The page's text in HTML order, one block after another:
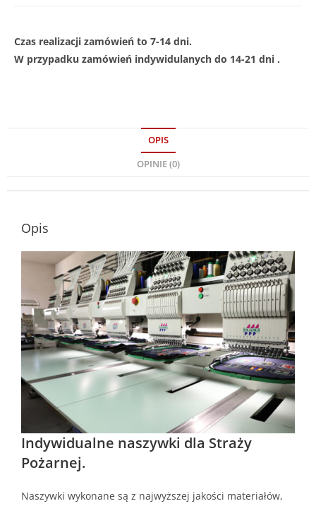
Czas realizacji zamówień to 7-14 dni.
W przypadku zamówień indywidulanych do 14-21 dni .
OPIS
OPINIE (0)
Opis
Indywidualne naszywki dla Straży
Pożarnej.
Naszywki wykonane są z najwyższej jakości materiałów,